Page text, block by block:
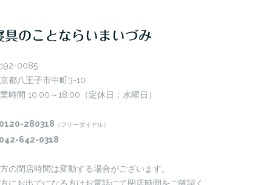
具のことならいまいづみ
0085
都八王子市中町3-10
時間 10:00～18:00（定休日：水曜日）
280318 （フリーダイヤル）
642-0318
の閉店時間は変動する場合がございます。